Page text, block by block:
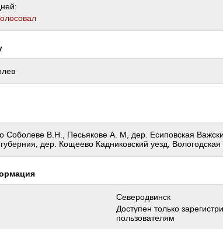
Соболеве В.Н., Песьякове А. М, дер. Есиповская
дер. Кощеево Кадниковский уезд, Вологодская
Северодвинск
Доступен только
пользователям